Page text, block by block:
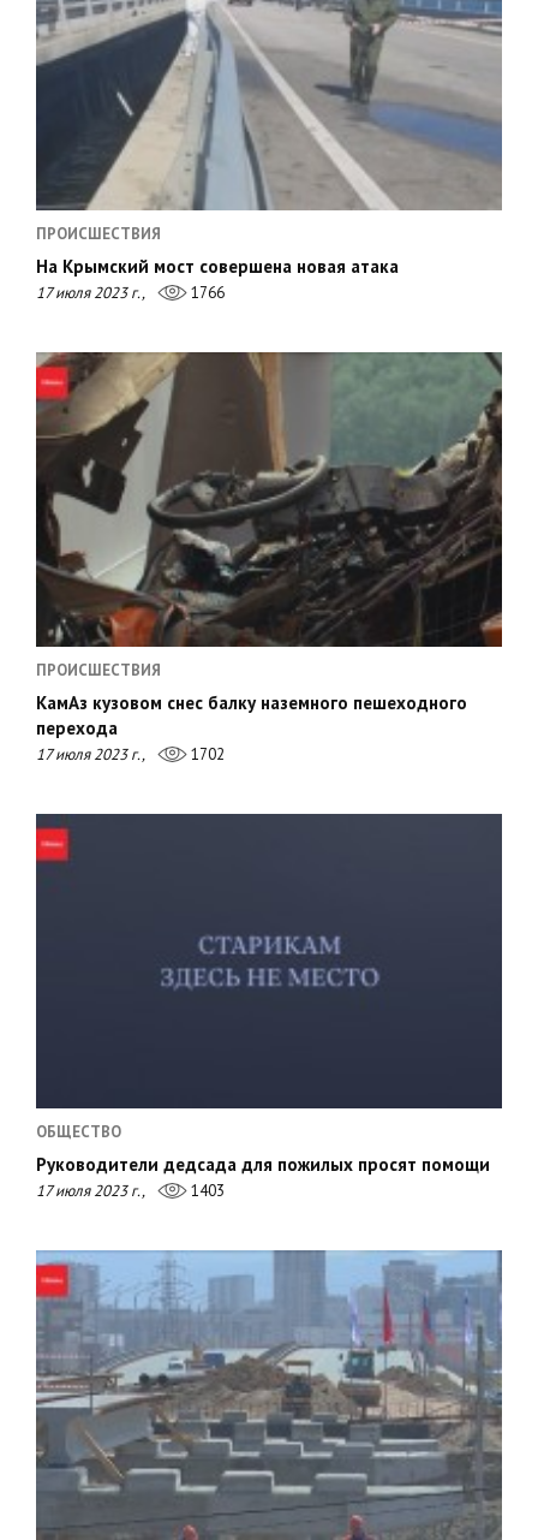
ПРОИСШЕСТВИЯ
На Крымский мост совершена новая атака
17 июля 2023 г., 1766
ПРОИСШЕСТВИЯ
КамАз кузовом снес балку наземного пешеходного
перехода
17 июля 2023 г., 1702
ОБЩЕСТВО
Руководители дедсада для пожилых просят помощи
17 июля 2023 г., 1403